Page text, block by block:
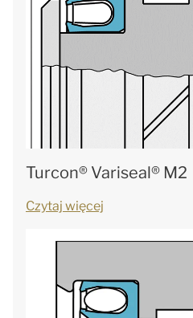
Turcon® Variseal® M2
Czytaj więcej